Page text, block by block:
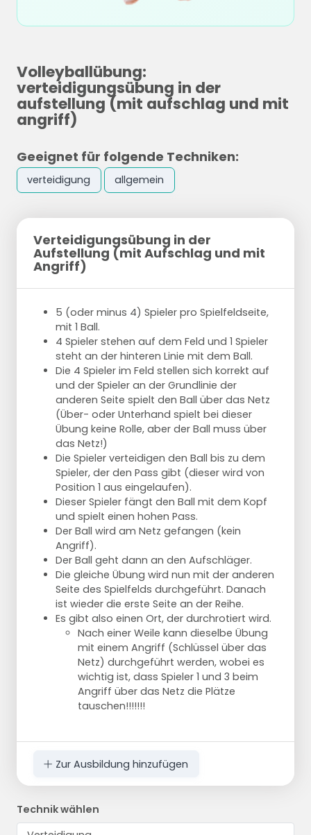
Volleyballübung:
verteidigungsübung in der
aufstellung (mit aufschlag und mit
angriff)
Geeignet für folgende Techniken:
verteidigung allgemein
Verteidigungsübung in der
Aufstellung (mit Aufschlag und mit
Angriff)
5 (oder minus 4) Spieler pro Spielfeldseite,
mit 1 Ball.
4 Spieler stehen auf dem Feld und 1 Spieler
steht an der hinteren Linie mit dem Ball.
Die 4 Spieler im Feld stellen sich korrekt auf
und der Spieler an der Grundlinie der
anderen Seite spielt den Ball über das Netz
(Über- oder Unterhand spielt bei dieser
Übung keine Rolle, aber der Ball muss über
das Netz!)
Die Spieler verteidigen den Ball bis zu dem
Spieler, der den Pass gibt (dieser wird von
Position 1 aus eingelaufen).
Dieser Spieler fängt den Ball mit dem Kopf
und spielt einen hohen Pass.
Der Ball wird am Netz gefangen (kein
Angriff).
Der Ball geht dann an den Aufschläger.
Die gleiche Übung wird nun mit der anderen
Seite des Spielfelds durchgeführt. Danach
ist wieder die erste Seite an der Reihe.
Es gibt also einen Ort, der durchrotiert wird.
Nach einer Weile kann dieselbe Übung
mit einem Angriff (Schlüssel über das
Netz) durchgeführt werden, wobei es
wichtig ist, dass Spieler 1 und 3 beim
Angriff über das Netz die Plätze
tauschen!!!!!!!
Zur Ausbildung hinzufügen
Technik wählen